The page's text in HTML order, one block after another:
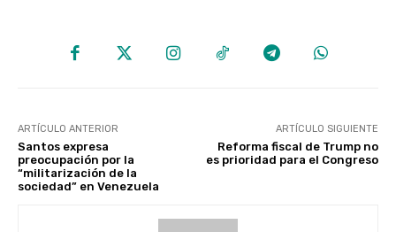
ARTÍCULO ANTERIOR
Santos expresa
preocupación por la
“militarización de la
sociedad” en Venezuela
ARTÍCULO SIGUIENTE
Reforma fiscal de Trump no
es prioridad para el Congreso